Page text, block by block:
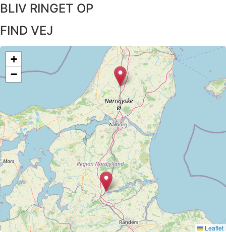
BLIV RINGET OP​
FIND VEJ​
+
−
Leaflet